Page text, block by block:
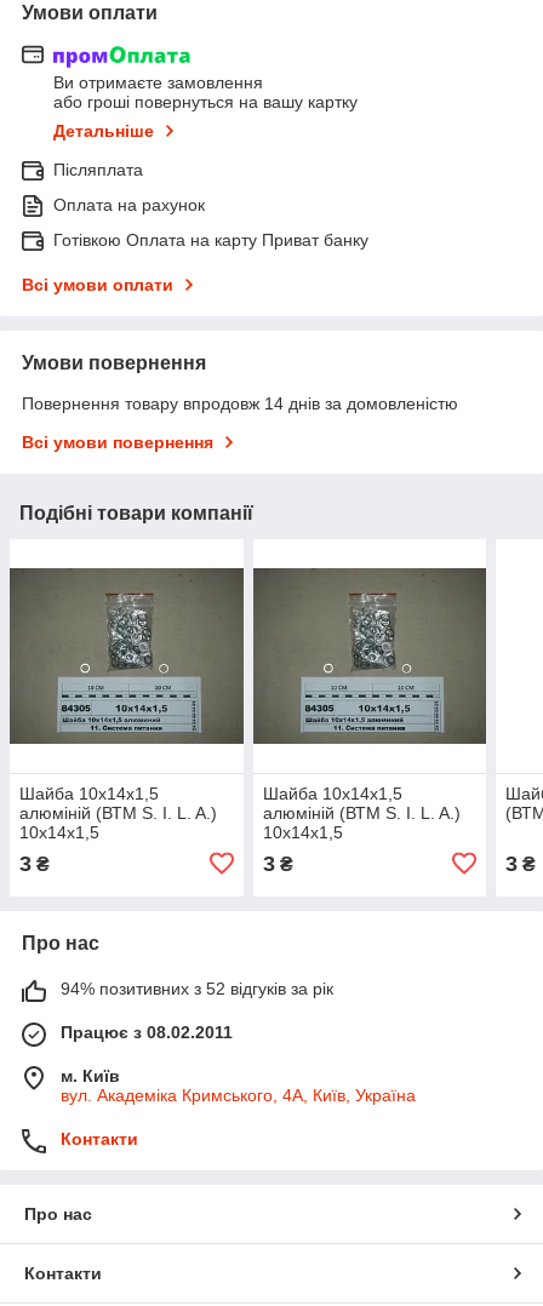
Умови оплати
Ви отримаєте замовлення
або гроші повернуться на вашу картку
Детальніше
Післяплата
Оплата на рахунок
Готівкою Оплата на карту Приват банку
Всі умови оплати
Умови повернення
Повернення товару впродовж 14 днів за домовленістю
Всі умови повернення
Подібні товари компанії
Шайба 10х14х1,5
алюміній (ВТМ S. I. L. A.)
10х14х1,5
3 ₴
Шайба 10х14х1,5
алюміній (ВТМ S. I. L. A.)
10х14х1,5
3₴ 3 ₴
Про нас
94% позитивних з 52 відгуків за рік
Працює з 08.02.2011
м. Київ
вул. Академіка Кримського, 4А, Київ, Україна
Контакти
Про нас
Контакти